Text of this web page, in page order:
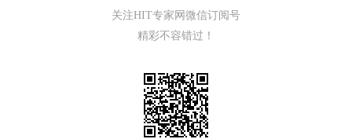
关注HIT专家网微信订阅号
精彩不容错过！